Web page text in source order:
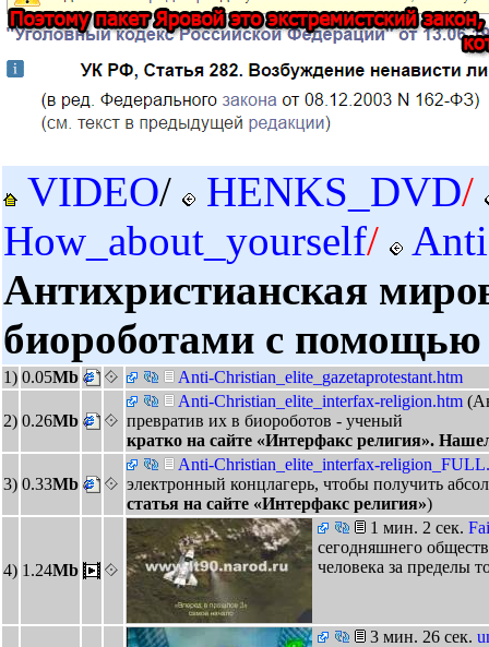
VIDEO/ HENKS_DVD/
How_about_yourself/
Антихристианская
биороботами с помощью
1) 0.05Mb Anti-Christian_elite_gazetaprotestant.htm
2) 0.26Mb
Anti-Christian_elite_interfax-religion.htm
превратив их в биороботов - ученый
кратко на сайте «Интерфакс религия».
3) 0.33Mb
Anti-Christian_elite_interfax-
электронный концлагерь, чтобы получить
статья на сайте «Интерфакс религия»)
4) 1.24Mb
1 мин. 2 сек.
сегодняшнего
человека за пределы
3 мин. 26 сек.